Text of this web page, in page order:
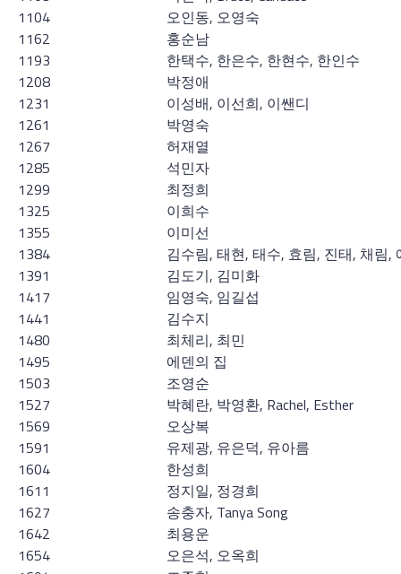
1104
오인동, 오영숙
1162
홍순남
1193
한택수, 한은수, 한현수, 한인수
1208
박정애
1231
이성배, 이선희, 이쌘디
1261
박영숙
1267
허재열
1285
석민자
1299
최정희
1325
이희수
1355
이미선
1384
김수림, 태현, 태수, 효림, 진태, 채림,
1391
김도기, 김미화
1417
임영숙, 임길섭
1441
김수지
1480
최체리, 최민
1495
에덴의 집
1503
조영순
1527
박혜란, 박영환, Rachel, Esther
1569
오상복
1591
유제광, 유은덕, 유아름
1604
한성희
1611
정지일, 정경희
1627
송충자, Tanya Song
1642
최용운
1654
오은석, 오옥희